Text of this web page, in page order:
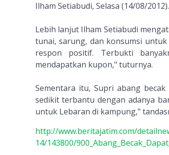
Ilham Setiabudi, Selasa (14/08/2012).
Lebih lanjut Ilham Setiabudi
tunai, sarung, dan konsumsi
respon positif. Terbukti
mendapatkan kupon," tuturnya.
Sementara itu, Supri abang
sedikit terbantu dengan adanya
untuk Lebaran di kampung,"
http://www.beritajatim.com/
14/143800/